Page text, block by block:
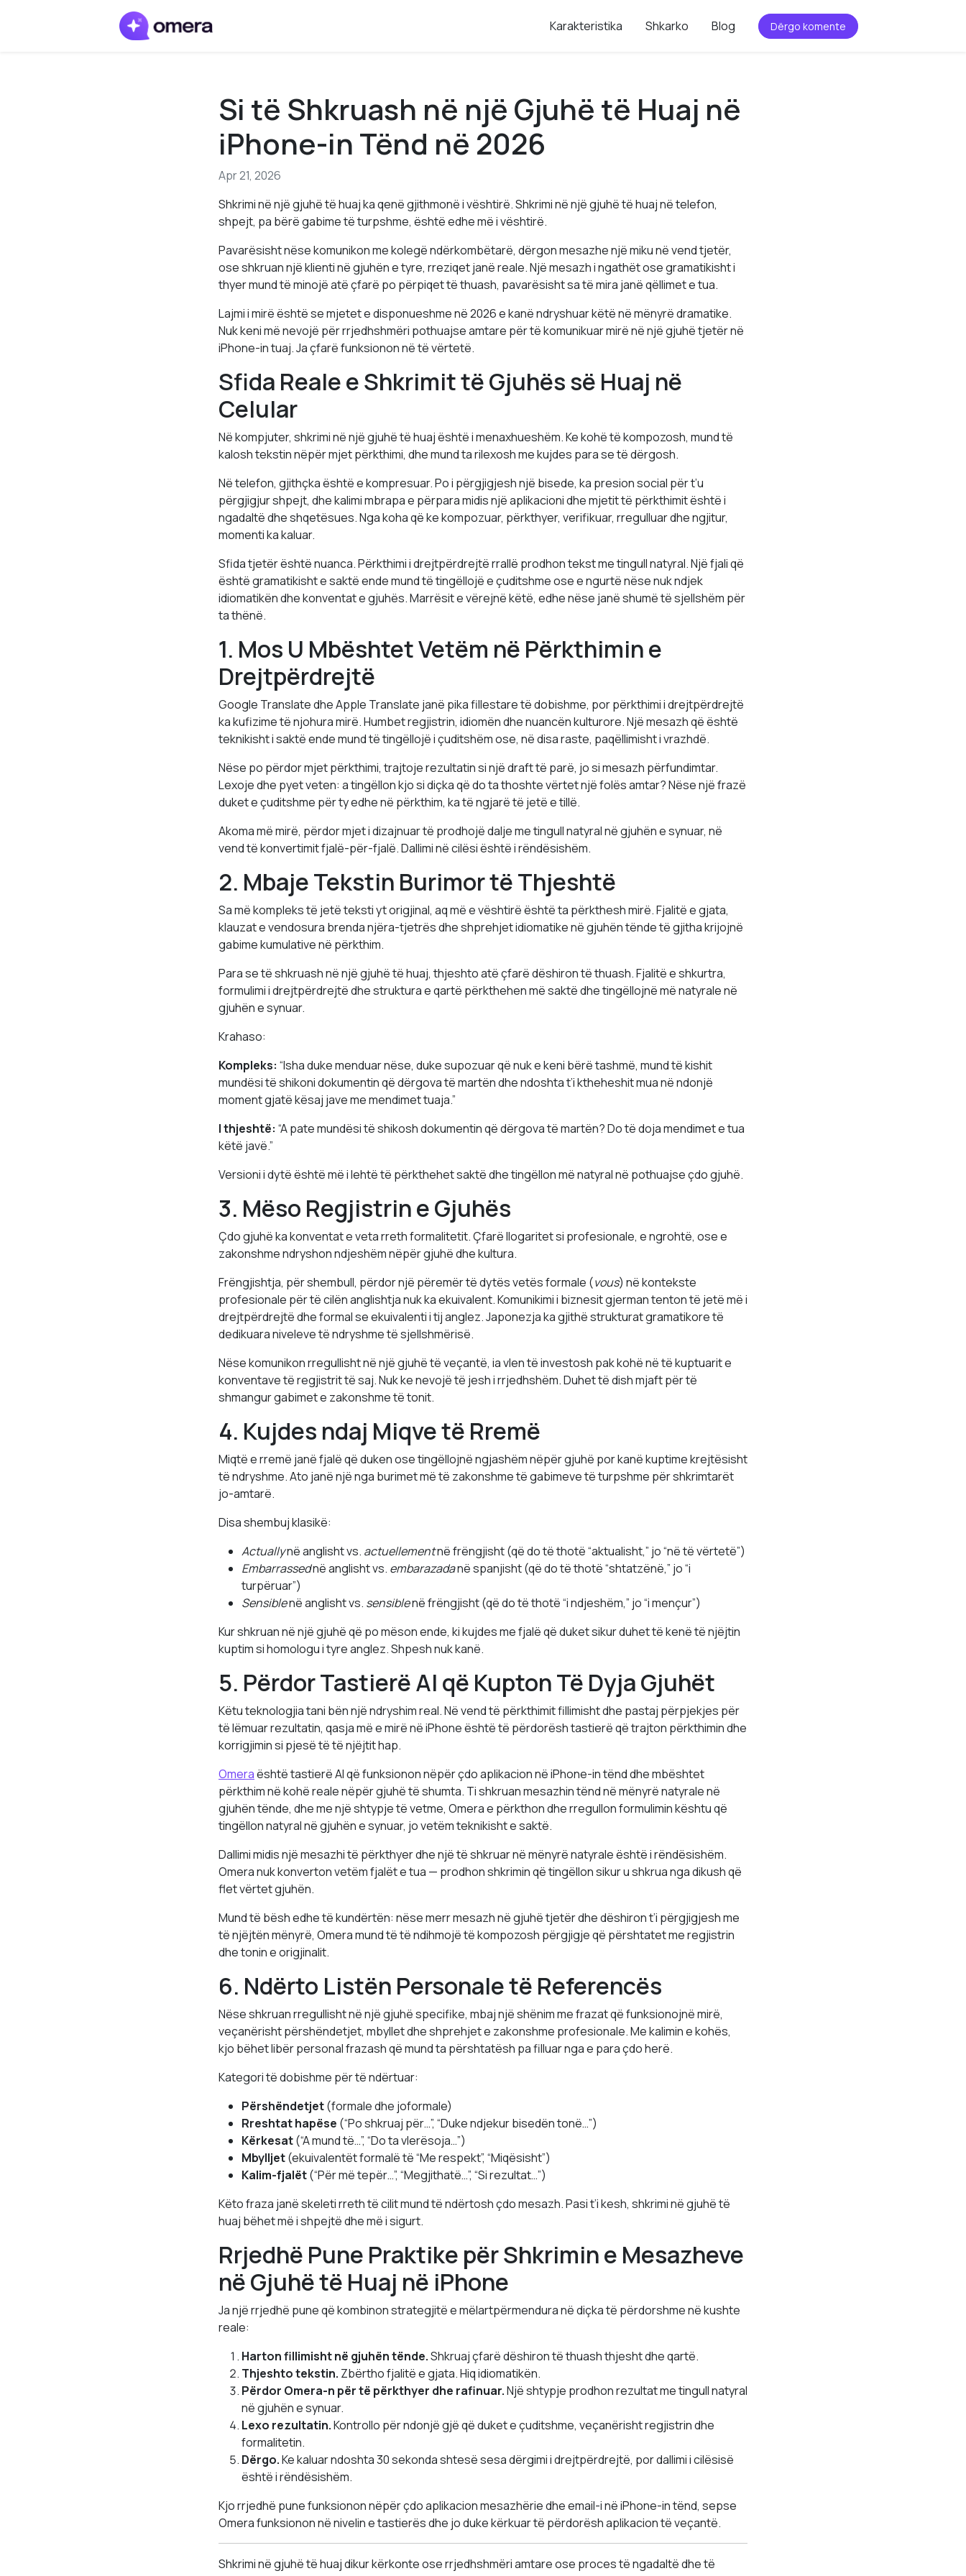
Karakteristika Shkarko Blog Dërgo komente
Si të Shkruash në një Gjuhë të Huaj në
iPhone-in Tënd në 2026
Apr 21, 2026
Shkrimi në një gjuhë të huaj ka qenë gjithmonë i vështirë. Shkrimi në një gjuhë të huaj në telefon,
shpejt, pa bërë gabime të turpshme, është edhe më i vështirë.
Pavarësisht nëse komunikon me kolegë ndërkombëtarë, dërgon mesazhe një miku në vend tjetër,
ose shkruan një klienti në gjuhën e tyre, rreziqet janë reale. Një mesazh i ngathët ose gramatikisht i
thyer mund të minojë atë çfarë po përpiqet të thuash, pavarësisht sa të mira janë qëllimet e tua.
Lajmi i mirë është se mjetet e disponueshme në 2026 e kanë ndryshuar këtë në mënyrë dramatike.
Nuk keni më nevojë për rrjedhshmëri pothuajse amtare për të komunikuar mirë në një gjuhë tjetër në
iPhone-in tuaj. Ja çfarë funksionon në të vërtetë.
Sfida Reale e Shkrimit të Gjuhës së Huaj në
Celular
Në kompjuter, shkrimi në një gjuhë të huaj është i menaxhueshëm. Ke kohë të kompozosh, mund të
kalosh tekstin nëpër mjet përkthimi, dhe mund ta rilexosh me kujdes para se të dërgosh.
Në telefon, gjithçka është e kompresuar. Po i përgjigjesh një bisede, ka presion social për t’u
përgjigjur shpejt, dhe kalimi mbrapa e përpara midis një aplikacioni dhe mjetit të përkthimit është i
ngadaltë dhe shqetësues. Nga koha që ke kompozuar, përkthyer, verifikuar, rregulluar dhe ngjitur,
momenti ka kaluar.
Sfida tjetër është nuanca. Përkthimi i drejtpërdrejtë rrallë prodhon tekst me tingull natyral. Një fjali që
është gramatikisht e saktë ende mund të tingëllojë e çuditshme ose e ngurtë nëse nuk ndjek
idiomatikën dhe konventat e gjuhës. Marrësit e vërejnë këtë, edhe nëse janë shumë të sjellshëm për
ta thënë.
1. Mos U Mbështet Vetëm në Përkthimin e
Drejtpërdrejtë
Google Translate dhe Apple Translate janë pika fillestare të dobishme, por përkthimi i drejtpërdrejtë
ka kufizime të njohura mirë. Humbet regjistrin, idiomën dhe nuancën kulturore. Një mesazh që është
teknikisht i saktë ende mund të tingëllojë i çuditshëm ose, në disa raste, paqëllimisht i vrazhdë.
Nëse po përdor mjet përkthimi, trajtoje rezultatin si një draft të parë, jo si mesazh përfundimtar.
Lexoje dhe pyet veten: a tingëllon kjo si diçka që do ta thoshte vërtet një folës amtar? Nëse një frazë
duket e çuditshme për ty edhe në përkthim, ka të ngjarë të jetë e tillë.
Akoma më mirë, përdor mjet i dizajnuar të prodhojë dalje me tingull natyral në gjuhën e synuar, në
vend të konvertimit fjalë-për-fjalë. Dallimi në cilësi është i rëndësishëm.
2. Mbaje Tekstin Burimor të Thjeshtë
Sa më kompleks të jetë teksti yt origjinal, aq më e vështirë është ta përkthesh mirë. Fjalitë e gjata,
klauzat e vendosura brenda njëra-tjetrës dhe shprehjet idiomatike në gjuhën tënde të gjitha krijojnë
gabime kumulative në përkthim.
Para se të shkruash në një gjuhë të huaj, thjeshto atë çfarë dëshiron të thuash. Fjalitë e shkurtra,
formulimi i drejtpërdrejtë dhe struktura e qartë përkthehen më saktë dhe tingëllojnë më natyrale në
gjuhën e synuar.
Krahaso:
Kompleks: “Isha duke menduar nëse, duke supozuar që nuk e keni bërë tashmë, mund të kishit
mundësi të shikoni dokumentin që dërgova të martën dhe ndoshta t’i ktheheshit mua në ndonjë
moment gjatë kësaj jave me mendimet tuaja.”
I thjeshtë: “A pate mundësi të shikosh dokumentin që dërgova të martën? Do të doja mendimet e tua
këtë javë.”
Versioni i dytë është më i lehtë të përkthehet saktë dhe tingëllon më natyral në pothuajse çdo gjuhë.
3. Mëso Regjistrin e Gjuhës
Çdo gjuhë ka konventat e veta rreth formalitetit. Çfarë llogaritet si profesionale, e ngrohtë, ose e
zakonshme ndryshon ndjeshëm nëpër gjuhë dhe kultura.
Frëngjishtja, për shembull, përdor një përemër të dytës vetës formale (vous) në kontekste
profesionale për të cilën anglishtja nuk ka ekuivalent. Komunikimi i biznesit gjerman tenton të jetë më i
drejtpërdrejtë dhe formal se ekuivalenti i tij anglez. Japonezja ka gjithë strukturat gramatikore të
dedikuara niveleve të ndryshme të sjellshmërisë.
Nëse komunikon rregullisht në një gjuhë të veçantë, ia vlen të investosh pak kohë në të kuptuarit e
konventave të regjistrit të saj. Nuk ke nevojë të jesh i rrjedhshëm. Duhet të dish mjaft për të
shmangur gabimet e zakonshme të tonit.
4. Kujdes ndaj Miqve të Rremë
Miqtë e rremë janë fjalë që duken ose tingëllojnë ngjashëm nëpër gjuhë por kanë kuptime krejtësisht
të ndryshme. Ato janë një nga burimet më të zakonshme të gabimeve të turpshme për shkrimtarët
jo-amtarë.
Disa shembuj klasikë:
Actuallynë anglisht vs. actuellementnë frëngjisht (që do të thotë “aktualisht,” jo “në të vërtetë”)
Embarrassednë anglisht vs. embarazadanë spanjisht (që do të thotë “shtatzënë,” jo “i
turpëruar”)
Sensiblenë anglisht vs. sensiblenë frëngjisht (që do të thotë “i ndjeshëm,” jo “i mençur”)
Kur shkruan në një gjuhë që po mëson ende, ki kujdes me fjalë që duket sikur duhet të kenë të njëjtin
kuptim si homologu i tyre anglez. Shpesh nuk kanë.
5. Përdor Tastierë AI që Kupton Të Dyja Gjuhët
Këtu teknologjia tani bën një ndryshim real. Në vend të përkthimit fillimisht dhe pastaj përpjekjes për
të lëmuar rezultatin, qasja më e mirë në iPhone është të përdorësh tastierë që trajton përkthimin dhe
korrigjimin si pjesë të të njëjtit hap.
Omeraështë tastierë AI që funksionon nëpër çdo aplikacion në iPhone-in tënd dhe mbështet
përkthim në kohë reale nëpër gjuhë të shumta. Ti shkruan mesazhin tënd në mënyrë natyrale në
gjuhën tënde, dhe me një shtypje të vetme, Omera e përkthon dhe rregullon formulimin kështu që
tingëllon natyral në gjuhën e synuar, jo vetëm teknikisht e saktë.
Dallimi midis një mesazhi të përkthyer dhe një të shkruar në mënyrë natyrale është i rëndësishëm.
Omera nuk konverton vetëm fjalët e tua — prodhon shkrimin që tingëllon sikur u shkrua nga dikush që
flet vërtet gjuhën.
Mund të bësh edhe të kundërtën: nëse merr mesazh në gjuhë tjetër dhe dëshiron t’i përgjigjesh me
të njëjtën mënyrë, Omera mund të të ndihmojë të kompozosh përgjigje që përshtatet me regjistrin
dhe tonin e origjinalit.
6. Ndërto Listën Personale të Referencës
Nëse shkruan rregullisht në një gjuhë specifike, mbaj një shënim me frazat që funksionojnë mirë,
veçanërisht përshëndetjet, mbyllet dhe shprehjet e zakonshme profesionale. Me kalimin e kohës,
kjo bëhet libër personal frazash që mund ta përshtatësh pa filluar nga e para çdo herë.
Kategori të dobishme për të ndërtuar:
Përshëndetjet(formale dhe joformale)
Rreshtat hapëse (“Po shkruaj për…”, “Duke ndjekur bisedën tonë…”)
Kërkesat(“A mund të…”, “Do ta vlerësoja…”)
Mbylljet(ekuivalentët formalë të “Me respekt”, “Miqësisht”)
Kalim-fjalët(“Për më tepër…”, “Megjithatë…”, “Si rezultat…”)
Këto fraza janë skeleti rreth të cilit mund të ndërtosh çdo mesazh. Pasi t’i kesh, shkrimi në gjuhë të
huaj bëhet më i shpejtë dhe më i sigurt.
Rrjedhë Pune Praktike për Shkrimin e Mesazheve
në Gjuhë të Huaj në iPhone
Ja një rrjedhë pune që kombinon strategjitë e mëlartpërmendura në diçka të përdorshme në kushte
reale:
Harton fillimisht në gjuhën tënde.Shkruaj çfarë dëshiron të thuash thjesht dhe qartë.
Thjeshto tekstin. Zbërtho fjalitë e gjata. Hiq idiomatikën.
Përdor Omera-n për të përkthyer dhe rafinuar.Një shtypje prodhon rezultat me tingull natyral
në gjuhën e synuar.
Lexo rezultatin.Kontrollo për ndonjë gjë që duket e çuditshme, veçanërisht regjistrin dhe
formalitetin.
Dërgo.Ke kaluar ndoshta 30 sekonda shtesë sesa dërgimi i drejtpërdrejtë, por dallimi i cilësisë
është i rëndësishëm.
Kjo rrjedhë pune funksionon nëpër çdo aplikacion mesazhërie dhe email-i në iPhone-in tënd, sepse
Omera funksionon në nivelin e tastierës dhe jo duke kërkuar të përdorësh aplikacion të veçantë.
Shkrimi në gjuhë të huaj dikur kërkonte ose rrjedhshmëri amtare ose proces të ngadaltë dhe të